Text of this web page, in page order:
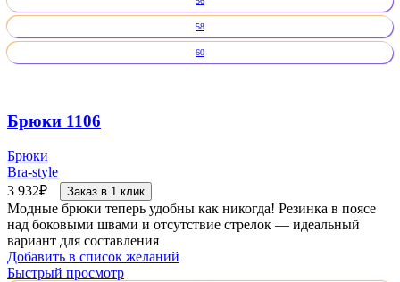
58
60
Брюки 1106
Брюки
Bra-style
3 932₽ Заказ в 1 клик
Модные брюки теперь удобны как никогда! Резинка в поясе
над боковыми швами и отсутствие стрелок — идеальный
вариант для составления
Добавить в список желаний
Быстрый просмотр